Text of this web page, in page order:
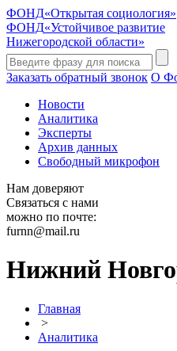
ФОНД«Открытая социология»
ФОНД«Устойчивое развитие
Нижегородской области»
Заказать обратный звонок О
Новости
Аналитика
Эксперты
Архив данных
Свободный микрофон
Нам доверяют
Связаться с нами
можно по почте:
furnn@mail.ru
Нижний
Главная
>
Аналитика